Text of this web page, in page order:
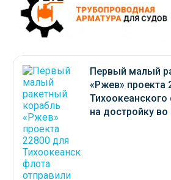
Первый малый
«Ржев» проекта
Тихоокеанского
на достройку